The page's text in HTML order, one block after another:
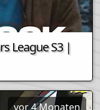
League S3 |
vor 4 Monaten